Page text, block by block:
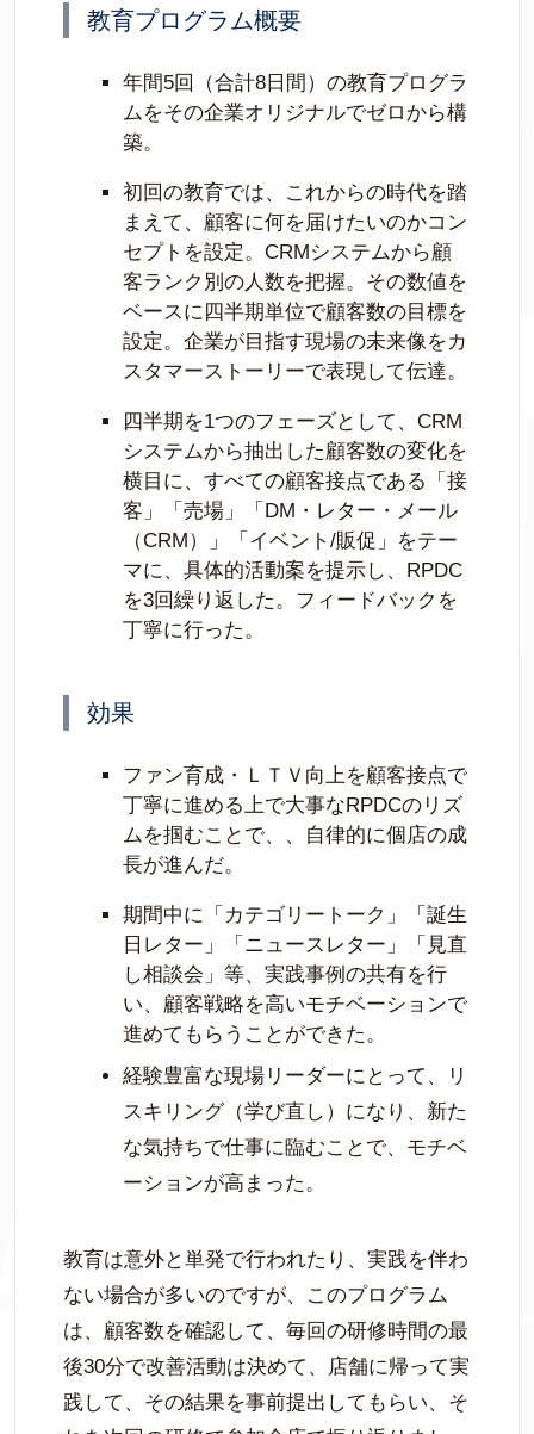
教育プログラム概要
年間5回（合計8日間）の教育プログラ
ムをその企業オリジナルでゼロから構
築。
初回の教育では、これからの時代を踏
まえて、顧客に何を届けたいのかコン
セプトを設定。CRMシステムから顧
客ランク別の人数を把握。その数値を
ベースに四半期単位で顧客数の目標を
設定。企業が目指す現場の未来像をカ
スタマーストーリーで表現して伝達。
四半期を1つのフェーズとして、CRM
システムから抽出した顧客数の変化を
横目に、すべての顧客接点である「接
客」「売場」「DM・レター・メール
（CRM）」「イベント/販促」をテー
マに、具体的活動案を提示し、RPDC
を3回繰り返した。フィードバックを
丁寧に行った。
効果
ファン育成・ＬＴＶ向上を顧客接点で
丁寧に進める上で大事なRPDCのリズ
ムを掴むことで、、自律的に個店の成
長が進んだ。
期間中に「カテゴリートーク」「誕生
日レター」「ニュースレター」「見直
し相談会」等、実践事例の共有を行
い、顧客戦略を高いモチベーションで
進めてもらうことができた。
経験豊富な現場リーダーにとって、リ
スキリング（学び直し）になり、新た
な気持ちで仕事に臨むことで、モチベ
ーションが高まった。
教育は意外と単発で行われたり、実践を伴わ
ない場合が多いのですが、このプログラム
は、顧客数を確認して、毎回の研修時間の最
後30分で改善活動は決めて、店舗に帰って実
践して、その結果を事前提出してもらい、そ